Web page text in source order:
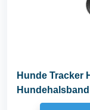
Hunde Tracker
Tracking